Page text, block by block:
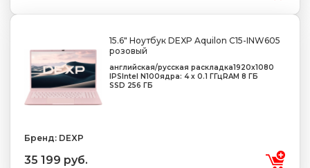
15.6" Ноутбук DEXP Aquilon C15-INW605
розовый
английская/русская раскладка1920x1080
IPS Intel N100ядра: 4 х 0.1 ГГц RAM 8 ГБ
SSD 256 ГБ
Бренд: DEXP
35 199 руб.